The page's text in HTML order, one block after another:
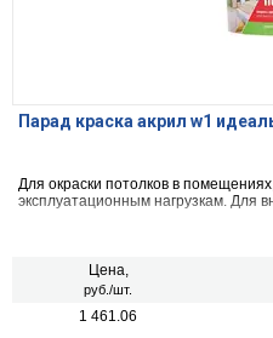
Парад краска акрил w1
Для окраски потолков в
эксплуатационным нагрузкам. Для
Цена,
руб./шт.
1 461.06